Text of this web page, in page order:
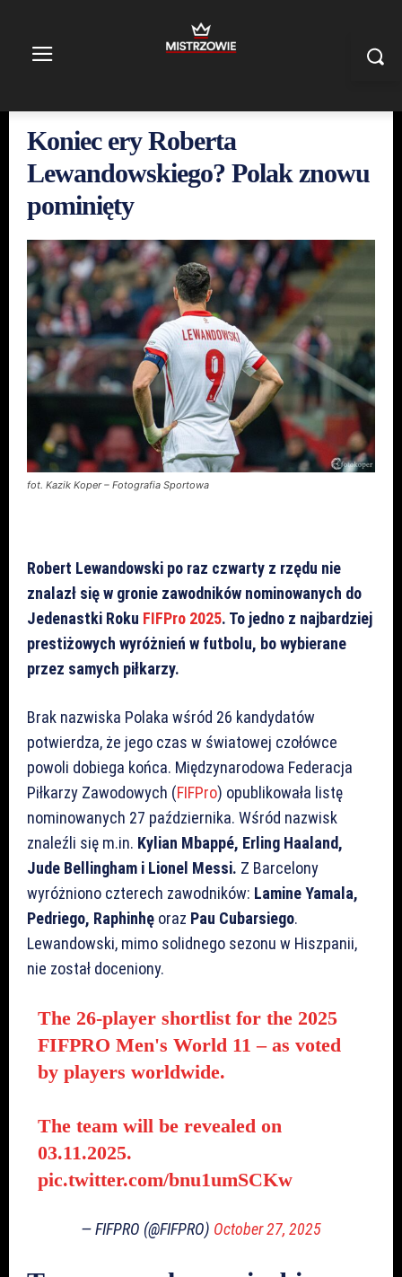
Koniec ery Roberta
Lewandowskiego? Polak znowu
pominięty
fot. Kazik Koper – Fotografia Sportowa
Robert Lewandowski po raz czwarty z rzędu nie
znalazł się w gronie zawodników nominowanych do
Jedenastki Roku FIFPro 2025. To jedno z najbardziej
prestiżowych wyróżnień w futbolu, bo wybierane
przez samych piłkarzy.
Brak nazwiska Polaka wśród 26 kandydatów
potwierdza, że jego czas w światowej czołówce
powoli dobiega końca. Międzynarodowa Federacja
Piłkarzy Zawodowych (FIFPro) opublikowała listę
nominowanych 27 października. Wśród nazwisk
znaleźli się m.in. Kylian Mbappé, Erling Haaland,
Jude Bellingham i Lionel Messi. Z Barcelony
wyróżniono czterech zawodników: Lamine Yamala,
Pedriego, Raphinhę oraz Pau Cubarsiego.
Lewandowski, mimo solidnego sezonu w Hiszpanii,
nie został doceniony.
The 26-player shortlist for the 2025
FIFPRO Men's World 11 – as voted
by players worldwide.
The team will be revealed on
03.11.2025.
pic.twitter.com/bnu1umSCKw
— FIFPRO (@FIFPRO) October 27, 2025